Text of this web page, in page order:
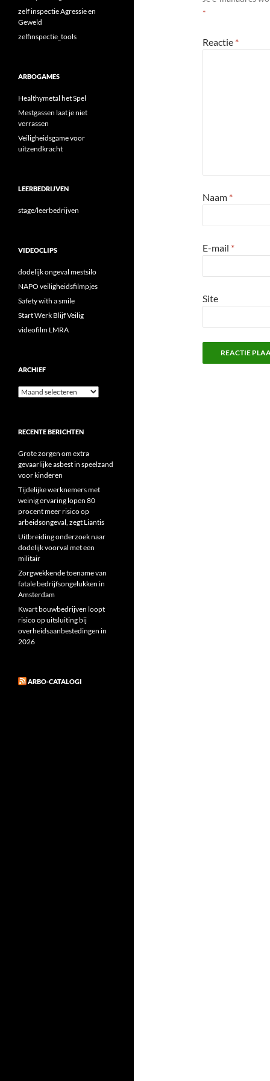
*
Reactie *
Naam *
E-mail *
Site
zelf inspectie Agressie en
Geweld
zelfinspectie_tools
ARBOGAMES
Healthymetal het Spel
Mestgassen laat je niet
verrassen
Veiligheidsgame voor
uitzendkracht
LEERBEDRIJVEN
stage/leerbedrijven
VIDEOCLIPS
dodelijk ongeval mestsilo
NAPO veiligheidsfilmpjes
Safety with a smile
Start Werk Blijf Veilig
videofilm LMRA
ARCHIEF
Archief
RECENTE BERICHTEN
Grote zorgen om extra
gevaarlijke asbest in speelzand
voor kinderen
Tijdelijke werknemers met
weinig ervaring lopen 80
procent meer risico op
arbeidsongeval, zegt Liantis
Uitbreiding onderzoek naar
dodelijk voorval met een
militair
Zorgwekkende toename van
fatale bedrijfsongelukken in
Amsterdam
Kwart bouwbedrijven loopt
risico op uitsluiting bij
overheidsaanbestedingen in
2026
ARBO-CATALOGI